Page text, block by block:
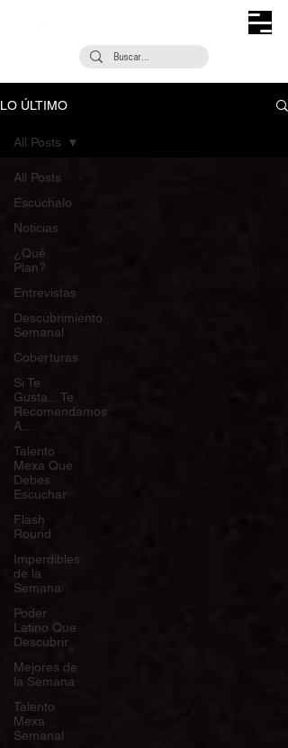
LO ÚLTIMO
All Posts
Escúchalo
Noticias
¿Qué
Plan?
Entrevistas
Descubrimiento
Semanal
Coberturas
Si Te
Gusta... Te
Recomendamos
A...
Talento
Mexa Que
Debes
Escuchar
Flash
Round
Imperdibles
de la
Semana
Poder
Latino Que
Descubrir
Mejores de
la Semana
Talento
Mexa
Semanal
All Posts